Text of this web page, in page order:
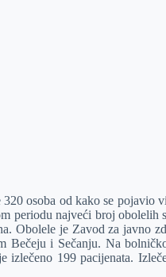
osoba od kako se pojavio
periodu najveći broj obolelih
Obolele je Zavod za javno
i Sečanju. Na
199 pacijenata.